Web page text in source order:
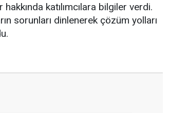
katılımcılara bilgiler verdi.
sorunları dinlenerek çözüm yolları